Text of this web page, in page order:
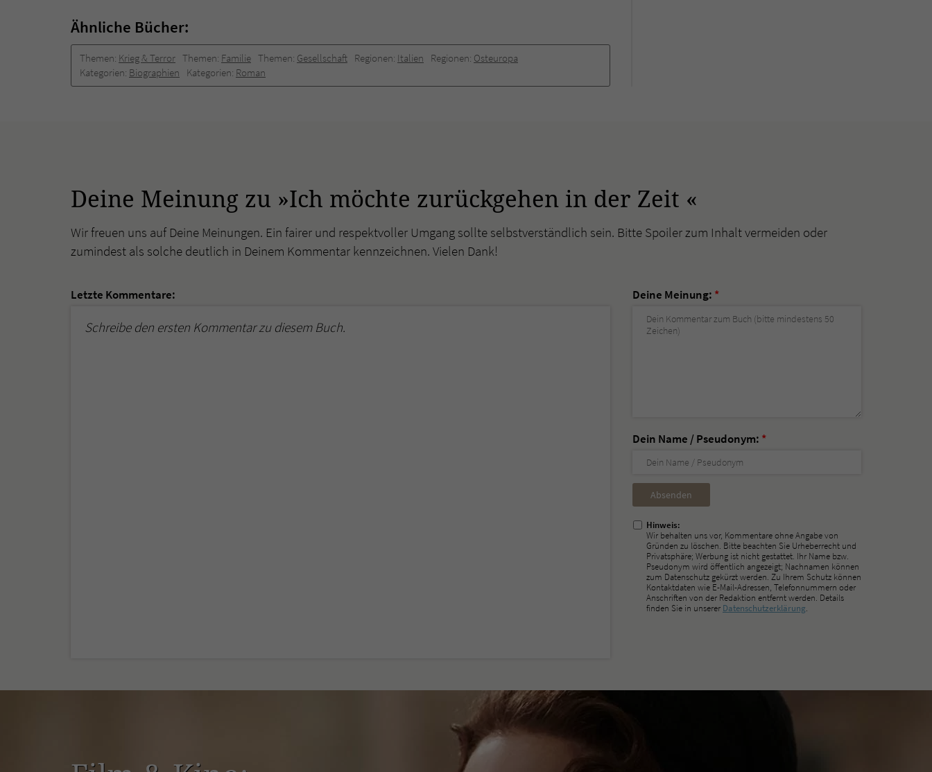
Ähnliche Bücher:
Themen: Krieg & Terror Themen: Familie Themen: Gesellschaft Regionen: Italien Regionen: Osteuropa
Kategorien: Biographien Kategorien: Roman
Deine Meinung zu »Ich möchte zurückgehen in der Zeit «
Wir freuen uns auf Deine Meinungen. Ein fairer und respektvoller Umgang sollte selbstverständlich sein. Bitte Spoiler zum Inhalt vermeiden oder
zumindest als solche deutlich in Deinem Kommentar kennzeichnen. Vielen Dank!
Letzte Kommentare:
Schreibe den ersten Kommentar zu diesem Buch.
Deine Meinung: *
Dein Name / Pseudonym: *
Nicht
ausfüllen!
Hinweis:
Wir behalten uns vor, Kommentare ohne Angabe von
Gründen zu löschen. Bitte beachten Sie Urheberrecht und
Privatsphäre; Werbung ist nicht gestattet. Ihr Name bzw.
Pseudonym wird öffentlich angezeigt; Nachnamen können
zum Datenschutz gekürzt werden. Zu Ihrem Schutz können
Kontaktdaten wie E-Mail-Adressen, Telefonnummern oder
Anschriften von der Redaktion entfernt werden. Details
finden Sie in unserer Datenschutzerklärung.